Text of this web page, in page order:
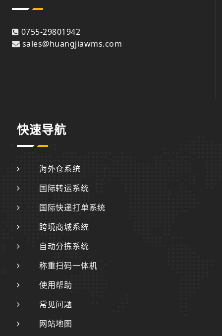
0755-29801942
sales@huangjiawms.com
快速导航
海外仓系统
国际转运系统
国际快递打单系统
跨境商城系统
自动分拣系统
称重扫码一体机
使用帮助
常见问题
网站地图